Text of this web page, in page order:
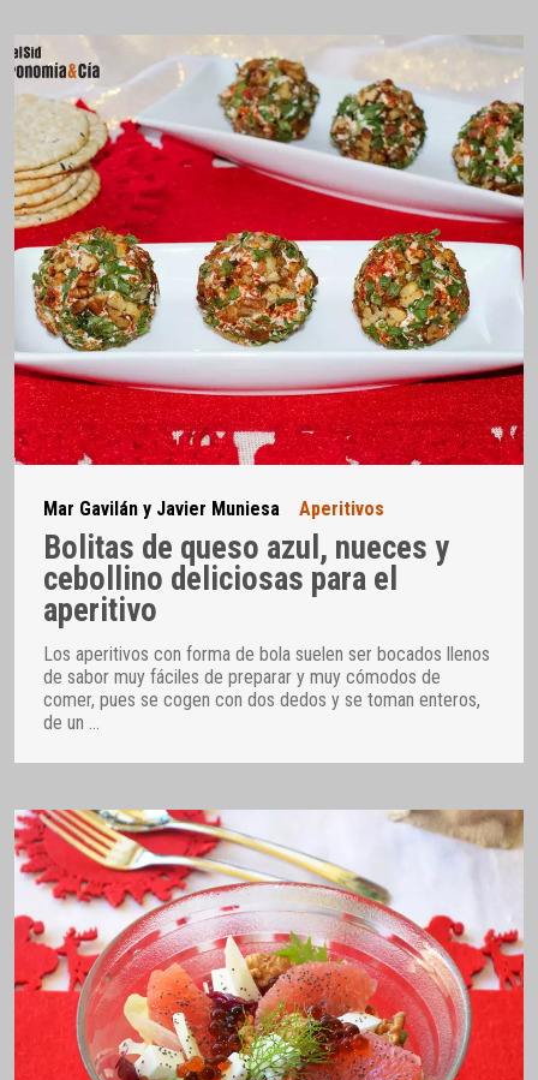
Mar Gavilán y Javier Muniesa Aperitivos
Bolitas de queso azul, nueces y
cebollino deliciosas para el
aperitivo
Los aperitivos con forma de bola suelen ser bocados llenos
de sabor muy fáciles de preparar y muy cómodos de
comer, pues se cogen con dos dedos y se toman enteros,
de un …